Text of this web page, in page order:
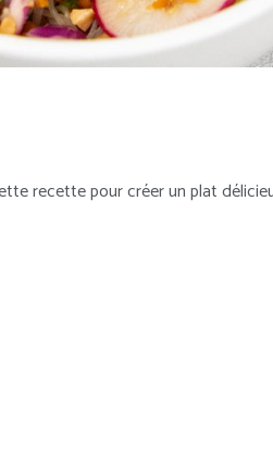
recette pour créer un plat